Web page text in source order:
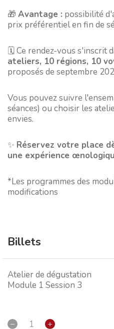
🎁 Avantage : possibilité
prix préférentiel en fin de
🗓️ Ce rendez-vous s'inscrit
ateliers, 10 régions, 10
proposés de septembre
Vous pouvez suivre
séances) ou choisir les
envies.
✨ Réservez votre place
une expérience
*Les programmes des
modifications
Billets
Atelier de dégustation
Module 1 Session 3